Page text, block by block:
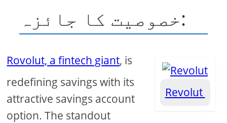
خصوصیت کا جائزہ:
Revolut
Rovolut, a fintech giant, is
redefining savings with its
attractive savings account
option. The standout